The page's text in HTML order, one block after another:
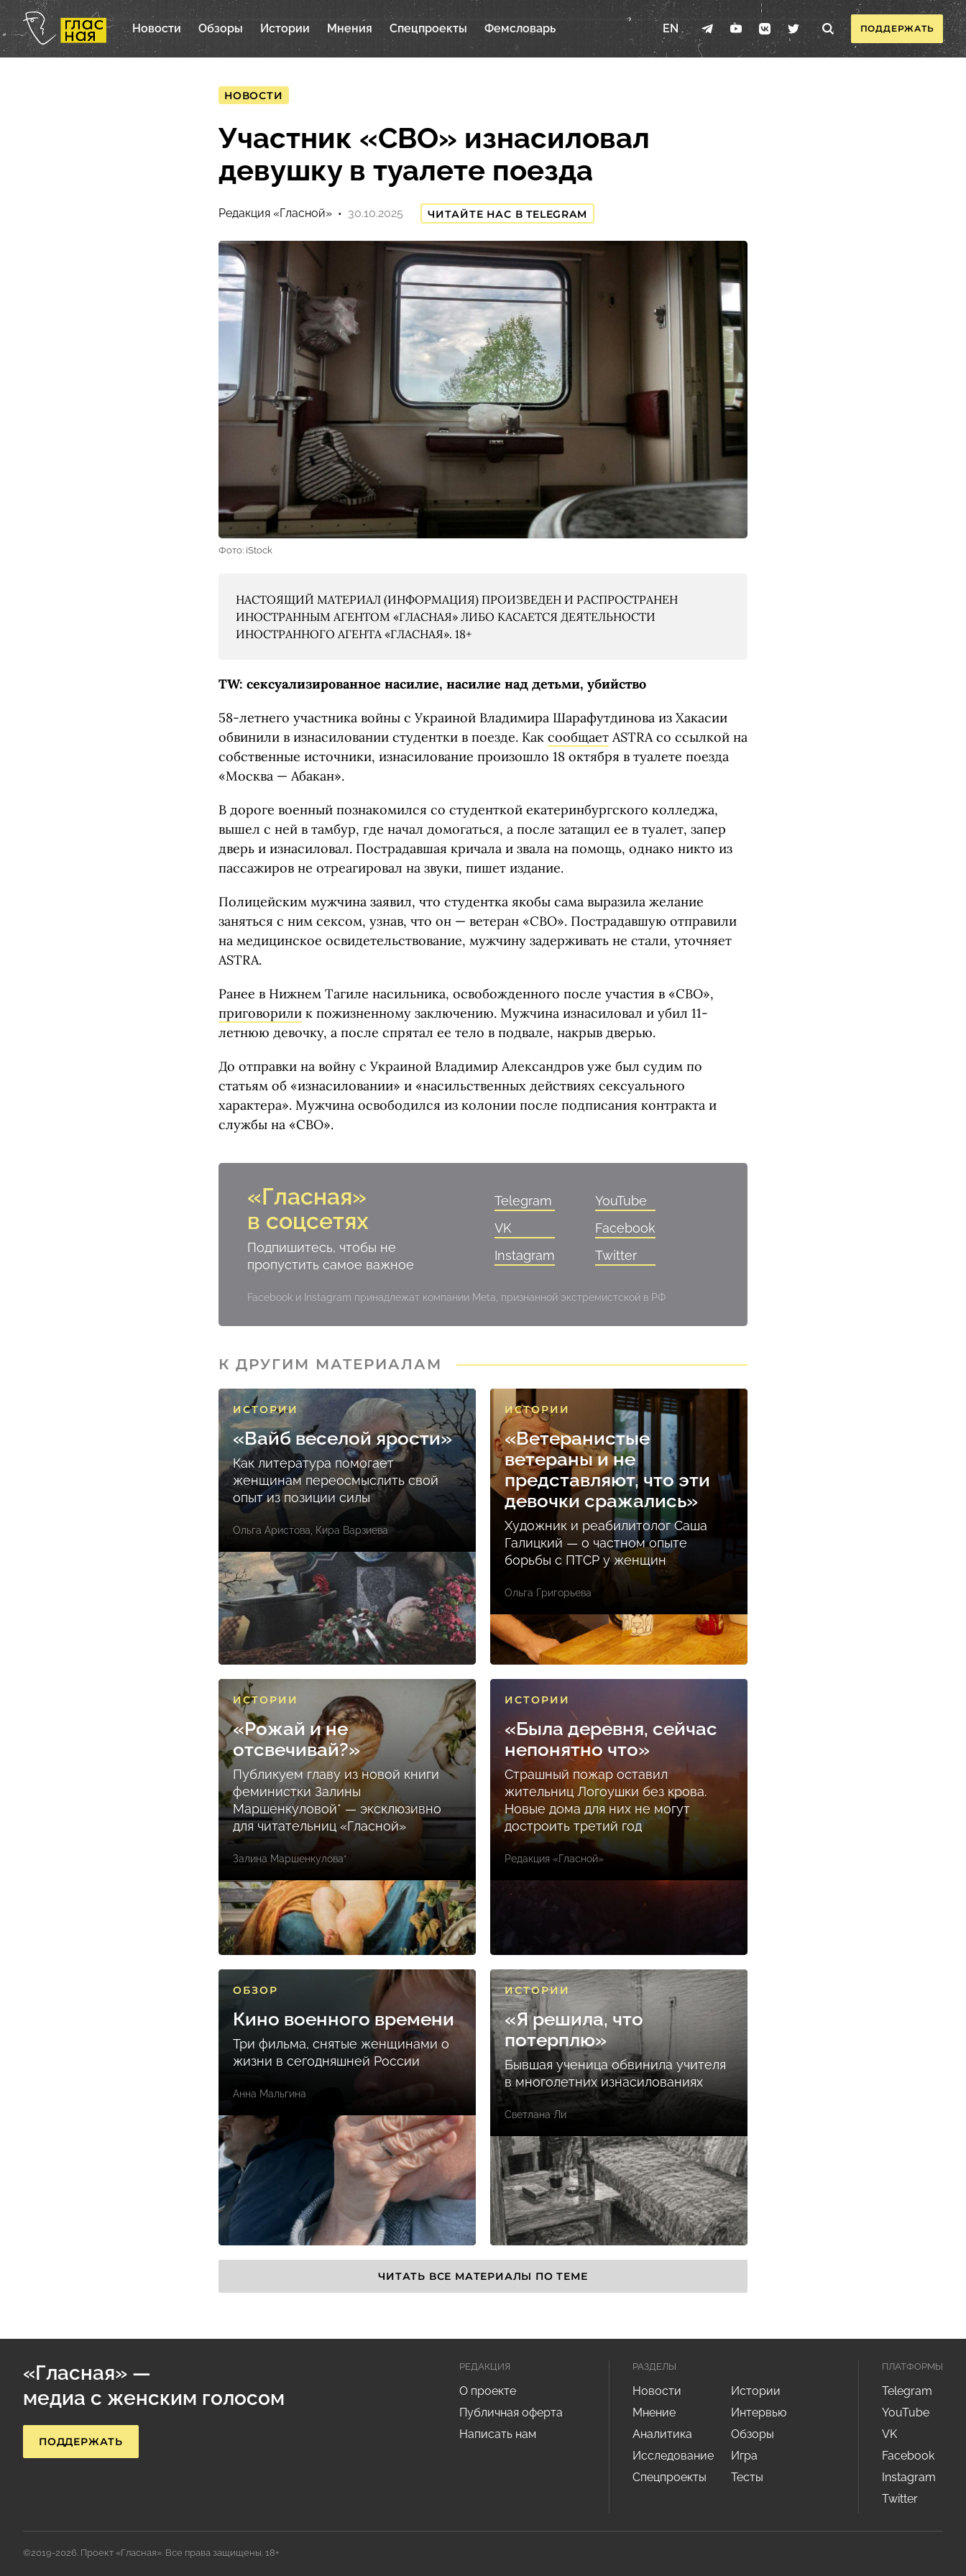
Новости Обзоры Истории Мнения Спецпроекты Фемсловарь EN ПОДДЕРЖАТЬ
НОВОСТИ
Участник «СВО» изнасиловал
девушку в туалете поезда
Редакция «Гласной» 30.10.2025 ЧИТАЙТЕ НАС В TELEGRAM
Фото: iStock
НАСТОЯЩИЙ МАТЕРИАЛ (ИНФОРМАЦИЯ) ПРОИЗВЕДЕН И РАСПРОСТРАНЕН
ИНОСТРАННЫМ АГЕНТОМ «ГЛАСНАЯ» ЛИБО КАСАЕТСЯ ДЕЯТЕЛЬНОСТИ
ИНОСТРАННОГО АГЕНТА «ГЛАСНАЯ». 18+
TW: сексуализированное насилие, насилие над детьми, убийство
58-летнего участника войны с Украиной Владимира Шарафутдинова из Хакасии
обвинили в изнасиловании студентки в поезде. Как сообщает ASTRA со ссылкой на
собственные источники, изнасилование произошло 18 октября в туалете поезда
«Москва — Абакан».
В дороге военный познакомился со студенткой екатеринбургского колледжа,
вышел с ней в тамбур, где начал домогаться, а после затащил ее в туалет, запер
дверь и изнасиловал. Пострадавшая кричала и звала на помощь, однако никто из
пассажиров не отреагировал на звуки, пишет издание.
Полицейским мужчина заявил, что студентка якобы сама выразила желание
заняться с ним сексом, узнав, что он — ветеран «СВО». Пострадавшую отправили
на медицинское освидетельствование, мужчину задерживать не стали, уточняет
ASTRA.
Ранее в Нижнем Тагиле насильника, освобожденного после участия в «СВО»,
приговорили к пожизненному заключению. Мужчина изнасиловал и убил 11-
летнюю девочку, а после спрятал ее тело в подвале, накрыв дверью.
До отправки на войну с Украиной Владимир Александров уже был судим по
статьям об «изнасиловании» и «насильственных действиях сексуального
характера». Мужчина освободился из колонии после подписания контракта и
службы на «СВО».
«Гласная»
в соцсетях
Подпишитесь, чтобы не
пропустить самое важное
Telegram
YouTube
VK
Facebook
Instagram
Twitter
Facebook и Instagram принадлежат компании Meta, признанной экстремистской в РФ
К ДРУГИМ МАТЕРИАЛАМ
ИСТОРИИ
«Вайб веселой ярости»
Как литература помогает
женщинам переосмыслить свой
опыт из позиции силы
Ольга Аристова Кира Варзиева
ИСТОРИИ
«Ветеранистые
ветераны и не
представляют, что эти
девочки сражались»
Художник и реабилитолог Саша
Галицкий — о частном опыте
борьбы с ПТСР у женщин
Ольга Григорьева
ИСТОРИИ
«Рожай и не
отсвечивай?»
Публикуем главу из новой книги
феминистки Залины
Маршенкуловой* — эксклюзивно
для читательниц «Гласной»
Залина Маршенкулова*
ИСТОРИИ
«Была деревня, сейчас
непонятно что»
Страшный пожар оставил
жительниц Логоушки без крова.
Новые дома для них не могут
достроить третий год
Редакция «Гласной»
ОБЗОР
Кино военного времени
Три фильма, снятые женщинами о
жизни в сегодняшней России
Анна Мальгина
ИСТОРИИ
«Я решила, что
потерплю»
Бывшая ученица обвинила учителя
в многолетних изнасилованиях
Светлана Ли
ЧИТАТЬ ВСЕ МАТЕРИАЛЫ ПО ТЕМЕ
«Гласная» —
медиа с женским голосом
ПОДДЕРЖАТЬ
РЕДАКЦИЯ
О проекте
Публичная оферта
Написать нам
РАЗДЕЛЫ
Новости
Истории
Мнение
Интервью
Аналитика
Обзоры
Исследование
Игра
Спецпроекты
Тесты
ПЛАТФОРМЫ
Telegram
YouTube
VK
Facebook
Instagram
Twitter
©2019-2026. Проект «Гласная». Все права защищены. 18+